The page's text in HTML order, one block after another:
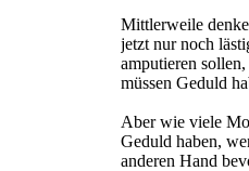
Mittlerweile
jetzt nur noch
amputieren
müssen Geduld
Aber wie viele
Geduld haben,
anderen Hand